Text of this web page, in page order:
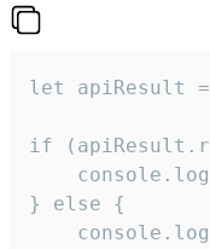
let apiResult
if
} else {